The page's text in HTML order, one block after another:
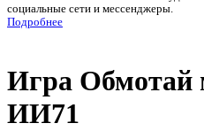
социальные сети и мессенджеры.
Подробнее
Игра
ИИ71